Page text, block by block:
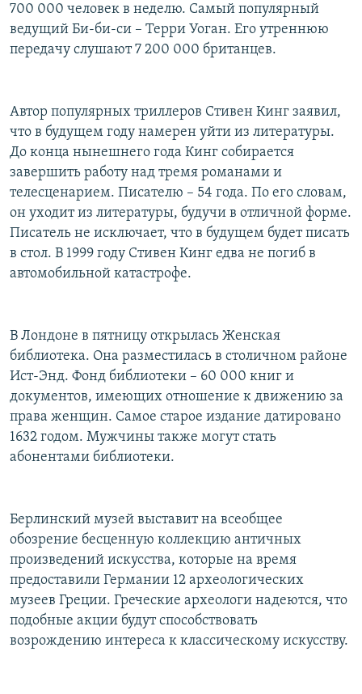
700 000 человек в неделю. Самый популярный
ведущий Би-би-си – Терри Уоган. Его утреннюю
передачу слушают 7 200 000 британцев.
Автор популярных триллеров Стивен Кинг заявил,
что в будущем году намерен уйти из литературы.
До конца нынешнего года Кинг собирается
завершить работу над тремя романами и
телесценарием. Писателю – 54 года. По его словам,
он уходит из литературы, будучи в отличной форме.
Писатель не исключает, что в будущем будет писать
в стол. В 1999 году Стивен Кинг едва не погиб в
автомобильной катастрофе.
В Лондоне в пятницу открылась Женская
библиотека. Она разместилась в столичном районе
Ист-Энд. Фонд библиотеки – 60 000 книг и
документов, имеющих отношение к движению за
права женщин. Самое старое издание датировано
1632 годом. Мужчины также могут стать
абонентами библиотеки.
Берлинский музей выставит на всеобщее
обозрение бесценную коллекцию античных
произведений искусства, которые на время
предоставили Германии 12 археологических
музеев Греции. Греческие археологи надеются, что
подобные акции будут способствовать
возрождению интереса к классическому искусству.